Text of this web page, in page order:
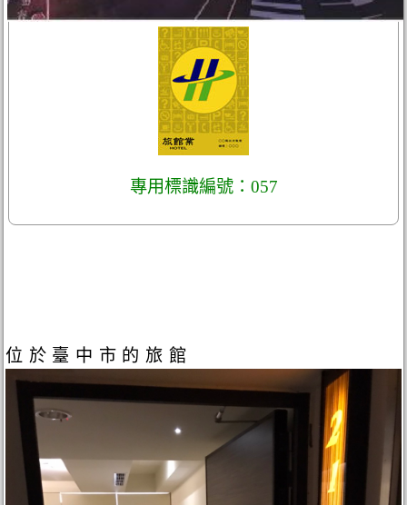
專用標識編號：057
位於臺中市的旅館